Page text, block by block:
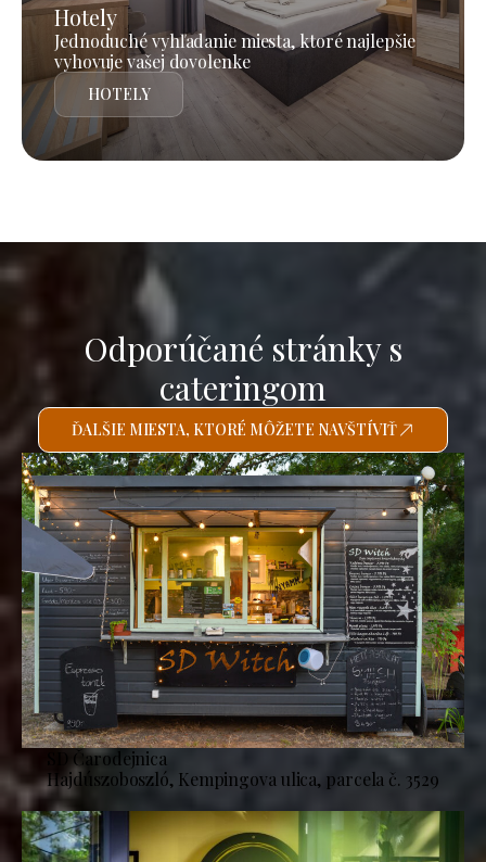
Hotely
Jednoduché vyhľadanie miesta, ktoré najlepšie
vyhovuje vašej dovolenke
HOTELY
Odporúčané stránky s
cateringom
ĎALŠIE MIESTA, KTORÉ MÔŽETE NAVŠTÍVIŤ
SD Čarodejnica
Hajdúszoboszló, Kempingova ulica, parcela č. 3529